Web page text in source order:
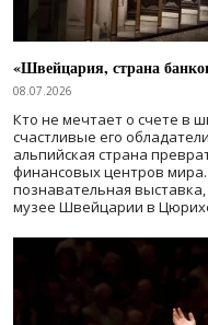
«Швейцария, страна
08.07.2026
Кто не мечтает о счете в
счастливые его
альпийская страна
финансовых центров
познавательная
музее Швейцарии в